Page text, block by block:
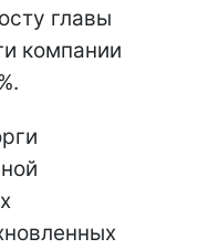
главы
компании